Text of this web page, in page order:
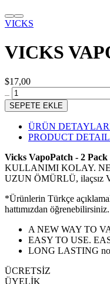
VICKS
VICKS
$17,00
SEPETE EKLE
ÜRÜN
PRODUCT
Vicks VapoPatch - 2 Pack
KULLANIMI KOLAY.
UZUN ÖMÜRLÜ, ilaçsız
*Ürünlerin Türkçe
hattımızdan öğrenebilirsiniz.
A NEW WAY TO
EASY TO USE.
LONG LASTING
ÜCRETSİZ
ÜYELİK